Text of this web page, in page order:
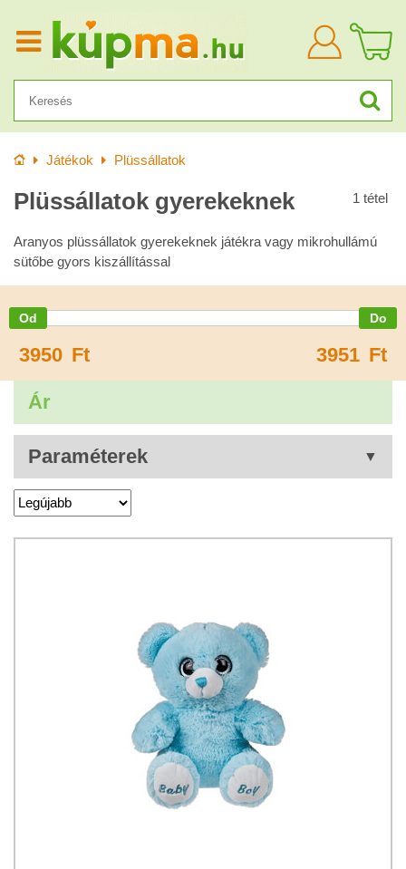
KezdőlapJátékok Plüssállatok
Plüssállatok gyerekeknek 1 tétel
Aranyos plüssállatok gyerekeknek játékra vagy mikrohullámú
sütőbe gyors kiszállítással
3950 Ft 3951 Ft
Ár
Paraméterek